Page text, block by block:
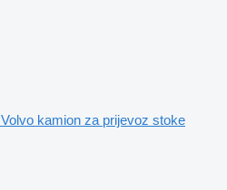
Volvo kamion za prijevoz stoke